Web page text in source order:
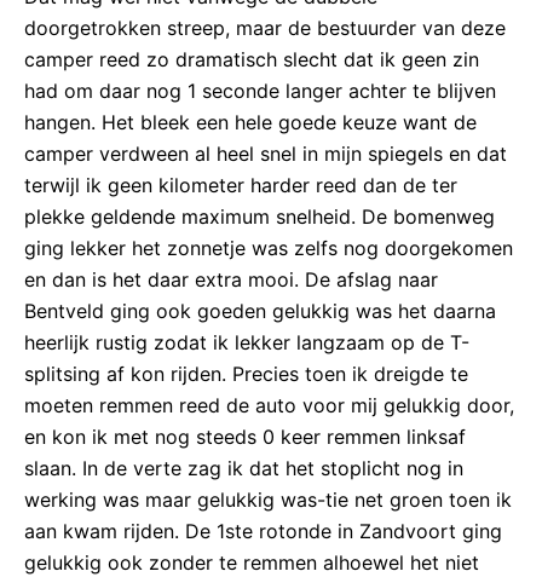
doorgetrokken streep, maar de bestuurder van deze
camper reed zo dramatisch slecht dat ik geen zin
had om daar nog 1 seconde langer achter te blijven
hangen. Het bleek een hele goede keuze want de
camper verdween al heel snel in mijn spiegels en dat
terwijl ik geen kilometer harder reed dan de ter
plekke geldende maximum snelheid. De bomenweg
ging lekker het zonnetje was zelfs nog doorgekomen
en dan is het daar extra mooi. De afslag naar
Bentveld ging ook goeden gelukkig was het daarna
heerlijk rustig zodat ik lekker langzaam op de T-
splitsing af kon rijden. Precies toen ik dreigde te
moeten remmen reed de auto voor mij gelukkig door,
en kon ik met nog steeds 0 keer remmen linksaf
slaan. In de verte zag ik dat het stoplicht nog in
werking was maar gelukkig was-tie net groen toen ik
aan kwam rijden. De 1ste rotonde in Zandvoort ging
gelukkig ook zonder te remmen alhoewel het niet